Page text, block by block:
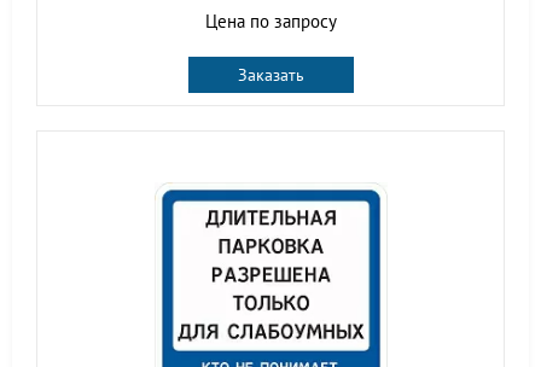
Цена по запросу
Заказать